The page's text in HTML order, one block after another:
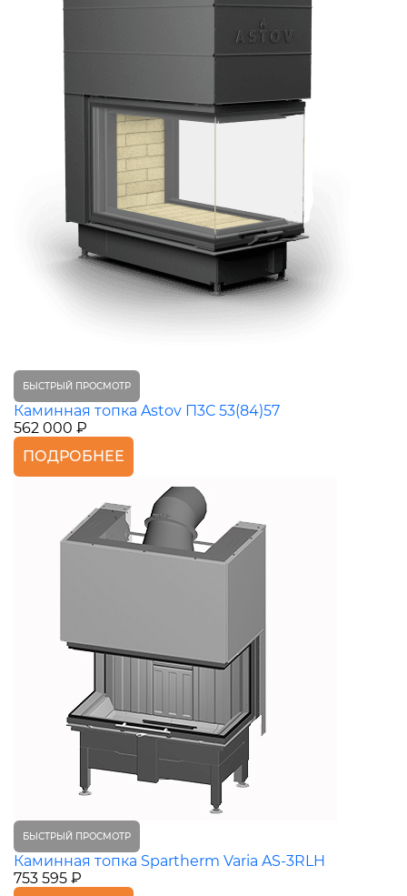
БЫСТРЫЙ ПРОСМОТР
Каминная топка Astov П3С 53(84)57
562 000 ₽
ПОДРОБНЕЕ
БЫСТРЫЙ ПРОСМОТР
Каминная топка Spartherm Varia AS-3RLH
753 595 ₽